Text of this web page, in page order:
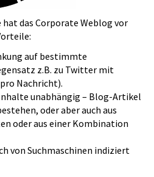
das Corporate Weblog vor
auf bestimmte
z.B. zu Twitter mit
Nachricht).
unabhängig – Blog-Artikel
oder aber auch aus
oder aus einer Kombination
von Suchmaschinen indiziert